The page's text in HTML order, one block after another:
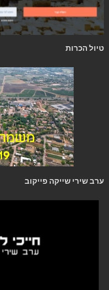
טיול הכרות
ערב שירי שייקה פייקוב